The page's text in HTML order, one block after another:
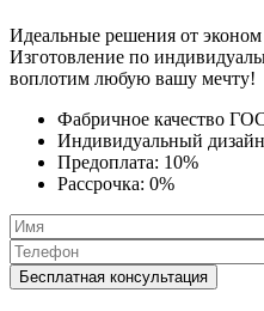
Идеальные решения от
Изготовление по
воплотим любую вашу мечту!
Фабричное качество
Индивидуальный
Предоплата: 10%
Рассрочка: 0%